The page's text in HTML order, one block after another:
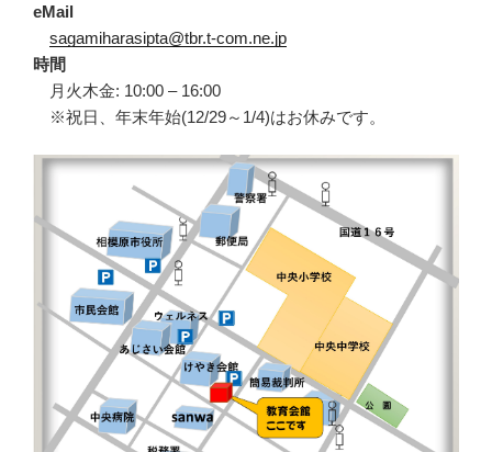
eMail
sagamiharasipta@tbr.t-com.ne.jp
時間
月火木金: 10:00 – 16:00
※祝日、年末年始(12/29～1/4)はお休みです。